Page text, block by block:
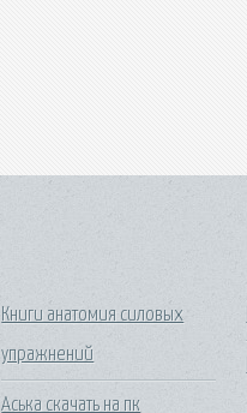
Книги анатомия силовых
упражнений
Аська скачать на пк